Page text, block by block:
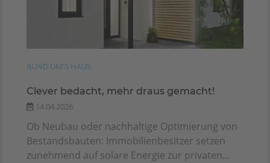
RUND UM'S HAUS
Clever bedacht, mehr draus gemacht!
14.04.2026
Ob Neubau oder nachhaltige Optimierung von
Bestandsbauten: Immobilienbesitzer setzen
zunehmend auf solare Energie zur privaten...